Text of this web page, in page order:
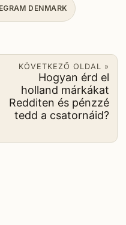
DENMARK
KÖVETKEZŐ OLDAL »
Hogyan érd el
holland márkákat
Redditen és pénzzé
tedd a csatornáid?